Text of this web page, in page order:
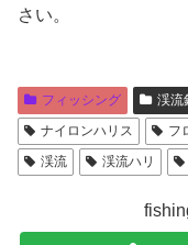
さい。
フィッシング 渓流
ナイロンハリス
フ
渓流
渓流ハリ